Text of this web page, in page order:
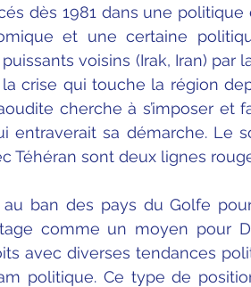
dès 1981 dans une
et une certaine
voisins (Irak, Iran) par
la crise qui touche la région
cherche à s’imposer
entraverait sa démarche. Le
Téhéran sont deux lignes
ban des pays du Golfe
comme un moyen pour
avec diverses tendances
politique. Ce type de